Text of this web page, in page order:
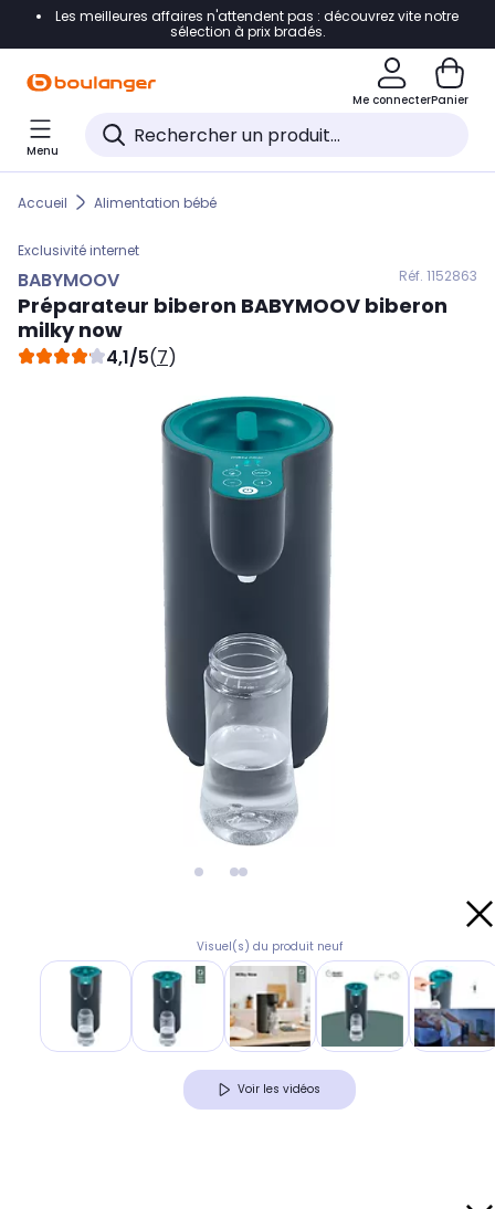
Accéder directement à la navigation
Accéder directement au pied de page
Accéder directement au chatbot
Les meilleures affaires n'attendent pas : découvrez vite notre
sélection à prix bradés.
Me connecterPanier
Menu
Accueil Alimentation bébé
Exclusivité internet
BABYMOOV Réf. 1152863
Préparateur biberon BABYMOOV biberon
milky now
4,1/5(7)
Visuel(s) du produit neuf
Voir les vidéos